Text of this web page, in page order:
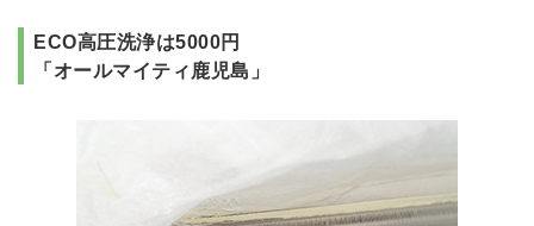
ECO高圧洗浄は5000円
「オールマイティ鹿児島」